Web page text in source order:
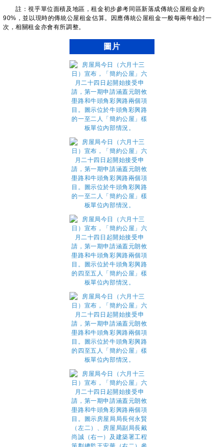
註：視乎單位面積及地區，租金初步參考同區新落成傳統公屋租金約
90%，並以現時的傳統公屋租金估算。因應傳統公屋租金一般每兩年檢討一
次，相關租金亦會有所調整。
圖片